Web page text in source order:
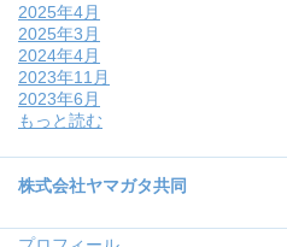
2025年4月
2025年3月
2024年4月
2023年11月
2023年6月
もっと読む
株式会社ヤマガタ共同